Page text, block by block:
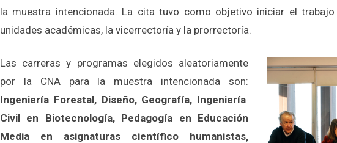
la muestra intencionada. La cita tuvo como objetivo iniciar el
unidades académicas, la vicerrectoría y la prorrectoría.
Las carreras y programas elegidos aleatoriamente
por la CNA para la muestra intencionada son:
Ingeniería Forestal, Diseño, Geografía, Ingeniería
Civil en Biotecnología, Pedagogía en Educación
Media en asignaturas científico humanistas,